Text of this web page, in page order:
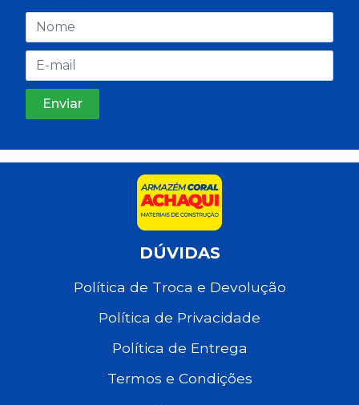
DÚVIDAS
Política de Troca e Devolução
Política de Privacidade
Política de Entrega
Termos e Condições